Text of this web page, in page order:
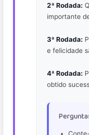
2ª Rodada:
importante
3ª Rodada:
e felicidade
4ª Rodada:
obtido